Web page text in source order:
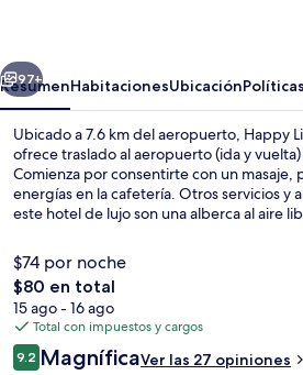
&
Sky
Bar
Siguiente
97+
ResumenHabitacionesUbicaciónPolíticas
Ubicado a 7.6 km del aeropuerto, Happy
ofrece traslado al aeropuerto (ida y
Comienza por consentirte con un masaje,
energías en la cafetería. Otros servicios y
este hotel de lujo son una alberca al aire
amable. La propiedad está a una corta
opciones de transporte público: Ben
y Opera House Station está a 10 minutos.
$74 por noche
El
precio
total
es
de
$80 en total
15 ago - 16 ago
Total con impuestos y cargos
Opiniones
9.29.2 de 10,
MagníficaVer las 27 opiniones